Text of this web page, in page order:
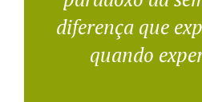
diferença que
quando